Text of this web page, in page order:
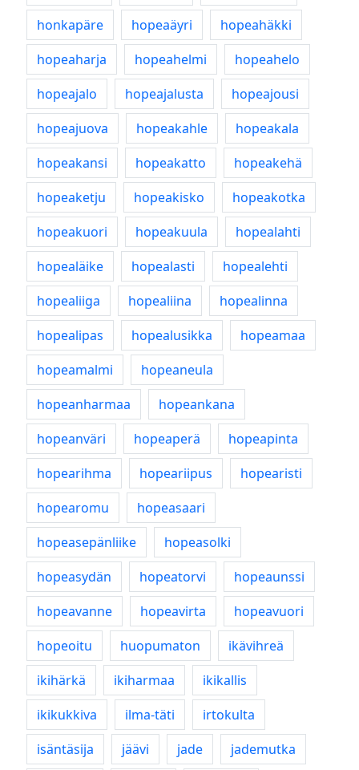
honkapäre
hopeaäyri
hopeahäkki
hopeaharja
hopeahelmi
hopeahelo
hopeajalo
hopeajalusta
hopeajousi
hopeajuova
hopeakahle
hopeakala
hopeakansi
hopeakatto
hopeakehä
hopeaketju
hopeakisko
hopeakotka
hopeakuori
hopeakuula
hopealahti
hopealäike
hopealasti
hopealehti
hopealiiga
hopealiina
hopealinna
hopealipas
hopealusikka
hopeamaa
hopeamalmi
hopeaneula
hopeanharmaa
hopeankana
hopeanväri
hopeaperä
hopeapinta
hopearihma
hopeariipus
hopearisti
hopearomu
hopeasaari
hopeasepänliike
hopeasolki
hopeasydän
hopeatorvi
hopeaunssi
hopeavanne
hopeavirta
hopeavuori
hopeoitu
huopumaton
ikävihreä
ikihärkä
ikiharmaa
ikikallis
ikikukkiva
ilma-täti
irtokulta
isäntäsija
jäävi jade jademutka